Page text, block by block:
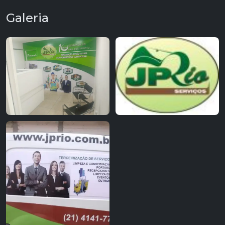
Galeria